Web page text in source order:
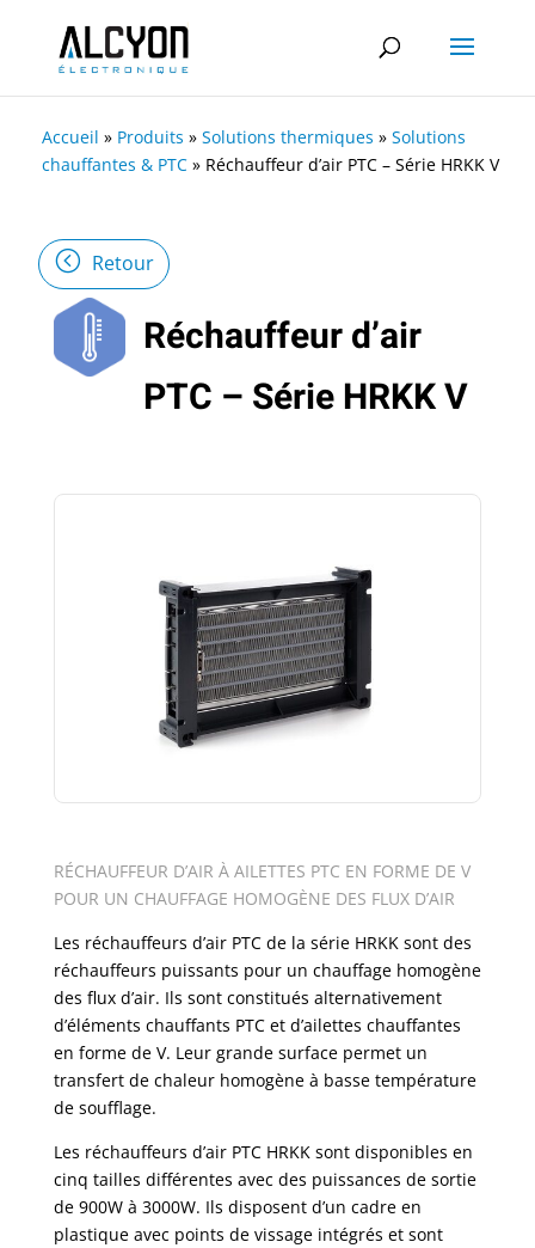
Accueil » Produits » Solutions thermiques » Solutions
chauffantes & PTC » Réchauffeur d’air PTC – Série HRKK V
Retour
Réchauffeur d’air
PTC – Série HRKK V
RÉCHAUFFEUR D’AIR À AILETTES PTC EN FORME DE V
POUR UN CHAUFFAGE HOMOGÈNE DES FLUX D’AIR
Les réchauffeurs d’air PTC de la série HRKK sont des
réchauffeurs puissants pour un chauffage homogène
des flux d’air. Ils sont constitués alternativement
d’éléments chauffants PTC et d’ailettes chauffantes
en forme de V. Leur grande surface permet un
transfert de chaleur homogène à basse température
de soufflage.
Les réchauffeurs d’air PTC HRKK sont disponibles en
cinq tailles différentes avec des puissances de sortie
de 900W à 3000W. Ils disposent d’un cadre en
plastique avec points de vissage intégrés et sont